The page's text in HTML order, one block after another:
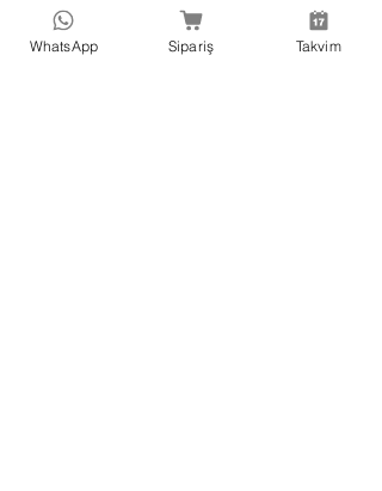
Sorularınız için iletişim hattımız; 0
WhatsApp Sipariş Takvim